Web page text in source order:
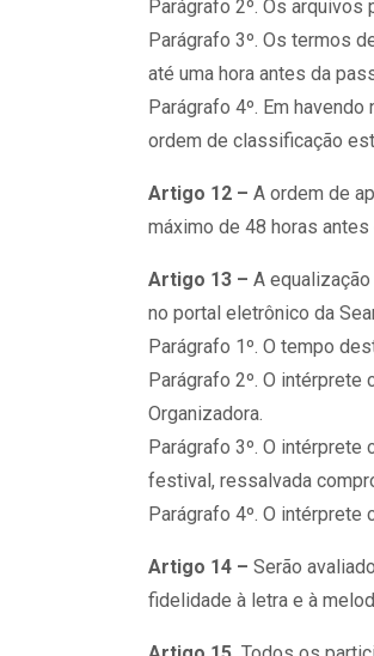
Parágrafo 2º. Os
Parágrafo 3º. Os termos
até uma hora antes da
Parágrafo 4º. Em
ordem de classificação
Artigo 12 – A ordem de
máximo de 48 horas
Artigo 13 – A
no portal eletrônico da
Parágrafo 1º. O tempo
Parágrafo 2º. O
Organizadora.
Parágrafo 3º. O
festival, ressalvada
Parágrafo 4º. O
Artigo 14 – Serão
fidelidade à letra e à